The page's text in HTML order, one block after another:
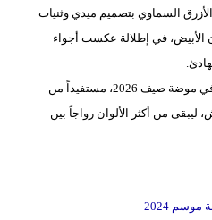
الأزرق السماوي بتصميم ميدي وثنيات
الأبيض، في إطلالة عكست أجواء
ويواصل اللون الأزرق حضوره القوي في موضة صيف 2026، مستفيداً من
ليبقى من أكثر الألوان رواجاً بين
2024